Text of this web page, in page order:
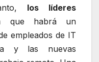
los líderes
que habrá un
empleados de IT
y las nuevas